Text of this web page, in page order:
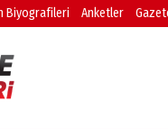
Biyografileri Anketler